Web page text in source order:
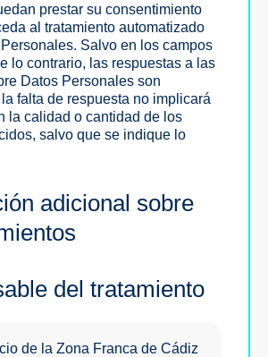
prestar su consentimiento
al tratamiento automatizado
Salvo en los campos
lo contrario, las respuestas a las
Datos Personales son
falta de respuesta no implicará
la calidad o cantidad de los
salvo que se indique lo
adicional sobre
del tratamiento
de la Zona Franca de Cádiz